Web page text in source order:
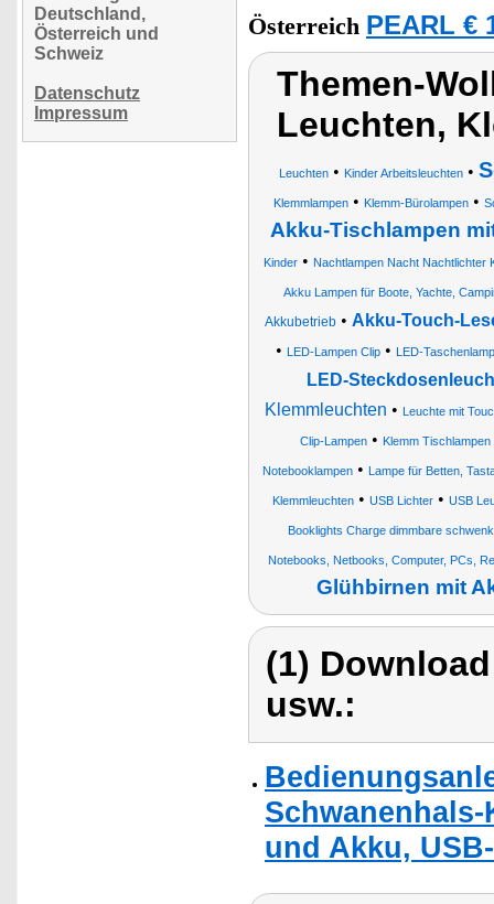
Deutschland,
Österreich und
Schweiz
Datenschutz
Impressum
Österreich PEARL €
Themen-
Leuchten,
Leuchten• Kinder Arbeitsleuchten•
Klemmlampen• Klemm-Bürolampen•
Akku-Tischlampen
Kinder• Nachtlampen Nacht Nachtlichter
Akku Lampen für Boote, Yachte,
Akkubetrieb• Akku-Touch-
• LED-Lampen Clip• LED-
LED-
Klemmleuchten • Leuchte mit
Clip-Lampen• Klemm Tischlampen
Notebooklampen • Lampe für Betten,
Klemmleuchten• USB Lichter• USB
Booklights Charge dimmbare
Notebooks, Netbooks, Computer, PCs,
Glühbirnen mit
(1)
usw.:
Schwanenhals-
und Akku,